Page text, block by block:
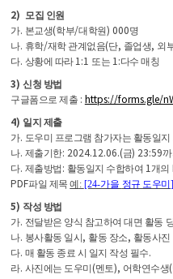
2)
모집 인원
가. 본교생(학부/대학원) 000명
나. 휴학/재학 관계없음(단, 졸업생, 외
다. 상황에 따라 1:1 또는 1:다수 매칭
3)신청 방법
구글폼으로 제출 : https://forms.gle/
4) 일지 제출
가. 도우미 프로그램 참가자는 활동일
나. 제출기한: 2024.12.06.(금) 23:59
다. 제출방법: 활동일지 수합하여 1개의
PDF파일 제목예: [24-가을 정규 도우미]
5) 작성 방법
가. 전달받은 양식 참고하여 대면 활동
나. 봉사활동 일시, 활동 장소, 활동사진
다. 매 활동 종료 시 일지 작성 필수.
라. 사진에는 도우미(멘토), 어학연수생(